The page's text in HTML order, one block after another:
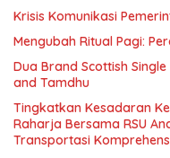
Krisis Komunikasi
Mengubah Ritual Pagi:
Dua Brand Scottish
and Tamdhu
Tingkatkan Kesadaran
Raharja Bersama RSU
Transportasi